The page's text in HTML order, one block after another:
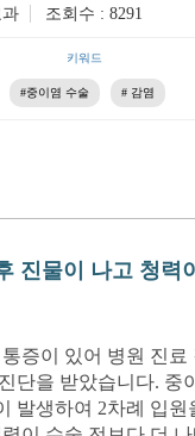
조회수 : 8291
키워드
#중이염 수술 # 감염
진물이 나고 청력
증이 있어 병원 진료
단을 받았습니다. 중
발생하여 2차례 입원